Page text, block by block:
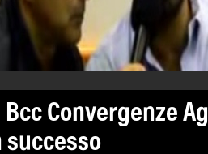
Bcc Convergenze
successo